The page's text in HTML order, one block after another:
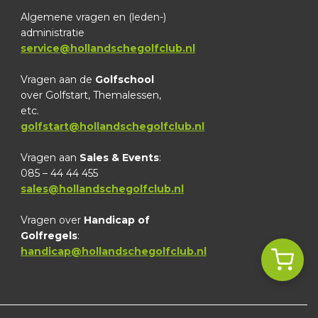
Algemene vragen en (leden-)
administratie
service@hollandschegolfclub.nl
Vragen aan de Golfschool
over Golfstart, Themalessen,
etc.
golfstart@hollandschegolfclub.nl
Vragen aan Sales & Events:
085 – 44 44 455
sales@hollandschegolfclub.nl
Vragen over Handicap of
Golfregels:
handicap@hollandschegolfclub.nl